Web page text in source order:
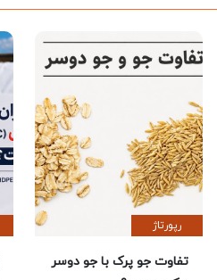
رپورتاژ
تفاوت جو پرک با جو دوسر